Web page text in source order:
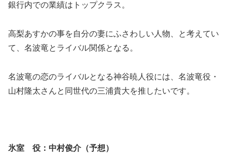
銀行内での業績はトップクラス。
高梨あすかの事を自分の妻にふさわしい人物、と考えてい
て、名波竜とライバル関係となる。
名波竜の恋のライバルとなる神谷暁人役には、名波竜役・
山村隆太さんと同世代の三浦貴大を推したいです。
氷室 役：中村俊介（予想）